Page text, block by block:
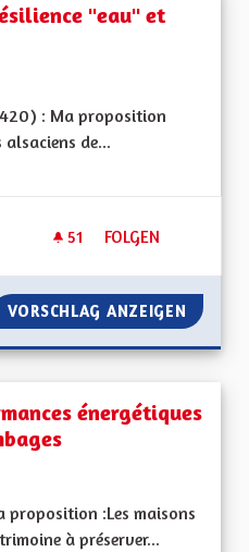
"eau" et
: Ma proposition
de...
51 51 FOLLOWER
FOLGEN
PLANS ALSACIENS
VORSCHLAG ANZEIGEN
énergétiques
proposition :Les maisons
à préserver...